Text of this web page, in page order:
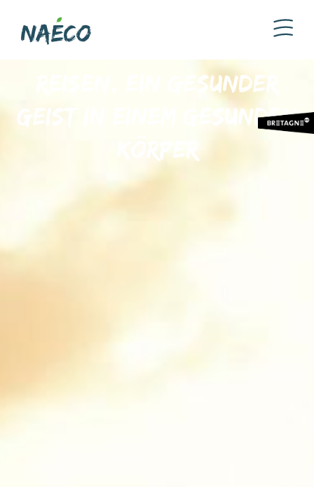
Reisen, ein gesunder
Geist in einem gesunden
Körper